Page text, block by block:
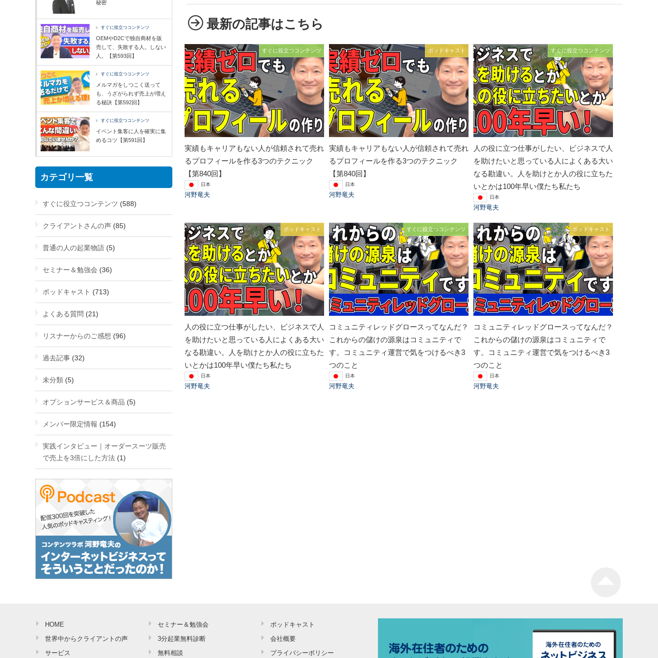
最新の記事はこちら
すぐに役立つコンテンツ
実績もキャリアもない人が信頼されて売れ
るプロフィールを作る3つのテクニック
【第840回】
日本
河野竜夫
ポッドキャスト
実績もキャリアもない人が信頼されて売れ
るプロフィールを作る3つのテクニック
【第840回】
日本
河野竜夫
すぐに役立つコンテンツ
人の役に立つ仕事がしたい、ビジネスで人
を助けたいと思っている人によくある大い
なる勘違い。人を助けとか人の役に立ちた
いとかは100年早い僕たち私たち
日本
河野竜夫
ポッドキャスト
人の役に立つ仕事がしたい、ビジネスで人
を助けたいと思っている人によくある大い
なる勘違い。人を助けとか人の役に立ちた
いとかは100年早い僕たち私たち
日本
河野竜夫
すぐに役立つコンテンツ
コミュニティレッドグロースってなんだ？
これからの儲けの源泉はコミュニティで
す。コミュニティ運営で気をつけるべき3
つのこと
日本
河野竜夫
ポッドキャスト
コミュニティレッドグロースってなんだ？
これからの儲けの源泉はコミュニティで
す。コミュニティ運営で気をつけるべき3
つのこと
日本
河野竜夫
秘密
すぐに役立つコンテンツ
OEMやD2Cで独自商材を販
売して、失敗する人。しない
人。【第593回】
すぐに役立つコンテンツ
メルマガをしつこく送って
も、うざがられず売上が増え
る秘訣【第592回】
すぐに役立つコンテンツ
イベント集客に人を確実に集
めるコツ【第591回】
カテゴリ一覧
すぐに役立つコンテンツ (588)
クライアントさんの声 (85)
普通の人の起業物語 (5)
セミナー＆勉強会 (36)
ポッドキャスト (713)
よくある質問 (21)
リスナーからのご感想 (96)
過去記事 (32)
未分類 (5)
オプションサービス＆商品 (5)
メンバー限定情報 (154)
実践インタビュー｜オーダースーツ販売
で売上を3倍にした方法 (1)
HOME
世界中からクライアントの声
サービス
セミナー＆勉強会
3分起業無料診断
無料相談
ポッドキャスト
会社概要
プライバシーポリシー